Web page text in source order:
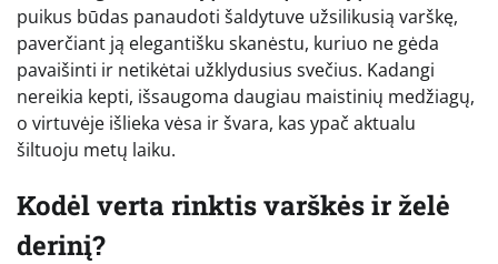
puikus būdas panaudoti šaldytuve užsilikusią varškę,
paverčiant ją elegantišku skanėstu, kuriuo ne gėda
pavaišinti ir netikėtai užklydusius svečius. Kadangi
nereikia kepti, išsaugoma daugiau maistinių medžiagų,
o virtuvėje išlieka vėsa ir švara, kas ypač aktualu
šiltuoju metų laiku.
Kodėl verta rinktis varškės ir želė
derinį?